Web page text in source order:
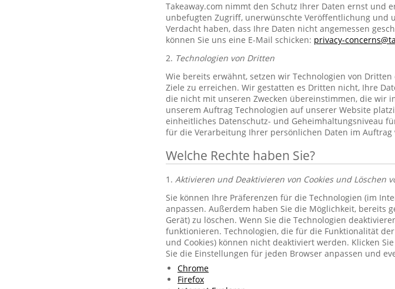
Takeaway.com nimmt den Schutz Ihrer Daten ernst und
unbefugten Zugriff, unerwünschte Veröffentlichung und
Verdacht haben, dass Ihre Daten nicht angemessen
können Sie uns eine E-Mail schicken: privacy-
2. Technologien von Dritten
Wie bereits erwähnt, setzen wir Technologien von
Ziele zu erreichen. Wir gestatten es Dritten nicht, Ihre
die nicht mit unseren Zwecken übereinstimmen, die wir
unserem Auftrag Technologien auf unserer Website
einheitliches Datenschutz- und Geheimhaltungsniveau
für die Verarbeitung Ihrer persönlichen Daten im Auftrag
Welche Rechte haben Sie?
1. Aktivieren und Deaktivieren von Cookies und Löschen
Sie können Ihre Präferenzen für die Technologien (im
anpassen. Außerdem haben Sie die Möglichkeit, bereits
Gerät) zu löschen. Wenn Sie die Technologien
funktionieren. Technologien, die für die Funktionalität
und Cookies) können nicht deaktiviert werden. Klicken
Sie die Einstellungen für jeden Browser anpassen und
Chrome
Firefox